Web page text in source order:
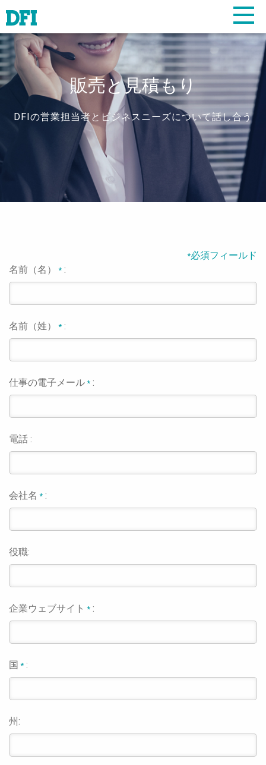
販売と見積もり
DFIの営業担当者とビジネスニーズについて話し合う
*必須フィールド
名前（名）* :
名前（姓）* :
仕事の電子メール* :
電話 :
会社名* :
役職:
企業ウェブサイト* :
国* :
州: